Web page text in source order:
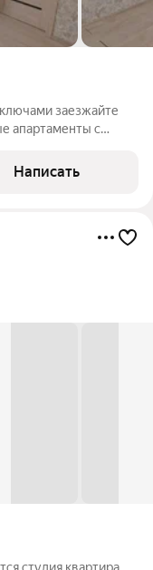
апартаменты с
Лайт»: в
Написать